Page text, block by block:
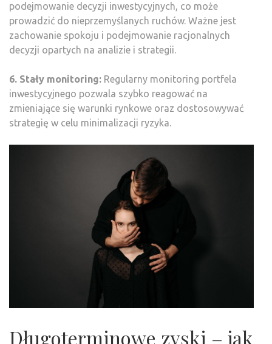
podejmowanie decyzji inwestycyjnych, co może
prowadzić do nieprzemyślanych ruchów. Ważne jest
zachowanie spokoju i podejmowanie racjonalnych
decyzji opartych na analizie i strategii.
6. Stały monitoring: Regularny monitoring portfela
inwestycyjnego pozwala szybko reagować na
zmieniające się warunki rynkowe oraz dostosowywać
strategię w celu minimalizacji ryzyka.
Długoterminowe zyski – jak